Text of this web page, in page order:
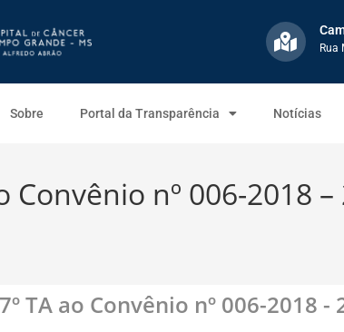
Rua
Sobre Portal da Transparência Notícias
Convênio nº 006-2018
TA ao Convênio nº 006-2018